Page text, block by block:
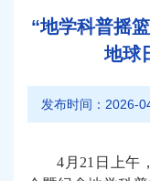
“地学科普摇
地球
发布时间： 2026-
4 月21日上午